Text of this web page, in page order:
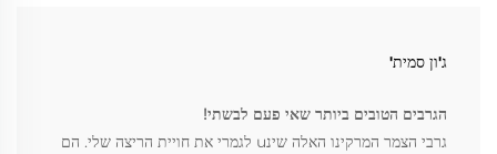
ג'ון סמית'
הגרבים הטובים ביותר שאי פעם לבשתי!
גרבי הצמר המרקינו האלה שינu לגמרי את חויית הריצה שלי. הם